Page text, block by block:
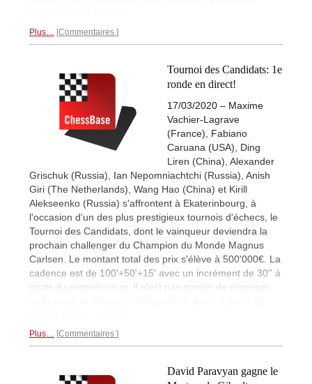
Plus… Commentaires
Tournoi des Candidats: 1e
ronde en direct!
17/03/2020 – Maxime
Vachier-Lagrave
(France), Fabiano
Caruana (USA), Ding
Liren (China), Alexander
Grischuk (Russia), Ian Nepomniachtchi (Russia), Anish
Giri (The Netherlands), Wang Hao (China) et Kirill
Alekseenko (Russia) s'affrontent à Ekaterinbourg, à
l'occasion d'un des plus prestigieux tournois d'échecs, le
Tournoi des Candidats, dont le vainqueur deviendra la
prochain challenger du Champion du Monde Magnus
Carlsen. Le montant total des prix s'élève à 500'000€. La
cadence est de 100'+50'+15' avec un incrément de 30'' à
partir du premier coup. Il n'est pas permis de proposer
Plus… Commentaires
David Paravyan gagne le